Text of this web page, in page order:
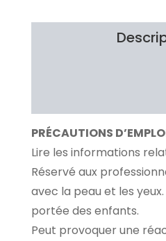
PRÉCAUTIONS
Lire les informations
Réservé aux
avec la peau et les
portée des enfants.
Peut provoquer une